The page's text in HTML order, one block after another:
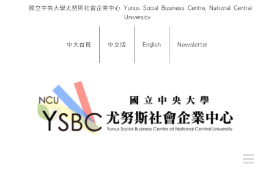
國立中央大學尤努斯社會企業中心 Yunus Social Business Centre, National Central
University
中大首頁 中文版 English Newsletter